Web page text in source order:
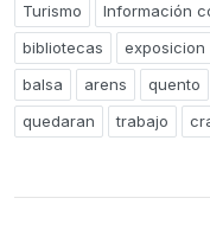
Turismo
Información
bibliotecas
exposicion
balsa
arens quento
quedaran
trabajo